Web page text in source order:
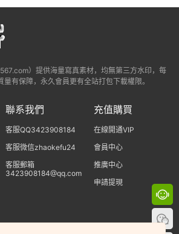
）提供海量寫真素材，均無第三方水印，每
量有保障，永久會員更有全站打包下載權限。
聯系我們
客服QQ3423908184
客服微信zhaokefu24
客服郵箱
3423908184@qq.com
充值購買
在線開通VIP
會員中心
推廣中心
申請提現